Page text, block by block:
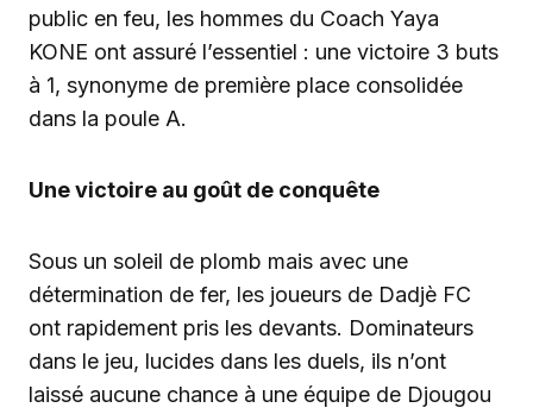
public en feu, les hommes du Coach Yaya
KONE ont assuré l’essentiel : une victoire 3 buts
à 1, synonyme de première place consolidée
dans la poule A.
Une victoire au goût de conquête
Sous un soleil de plomb mais avec une
détermination de fer, les joueurs de Dadjè FC
ont rapidement pris les devants. Dominateurs
dans le jeu, lucides dans les duels, ils n’ont
laissé aucune chance à une équipe de Djougou